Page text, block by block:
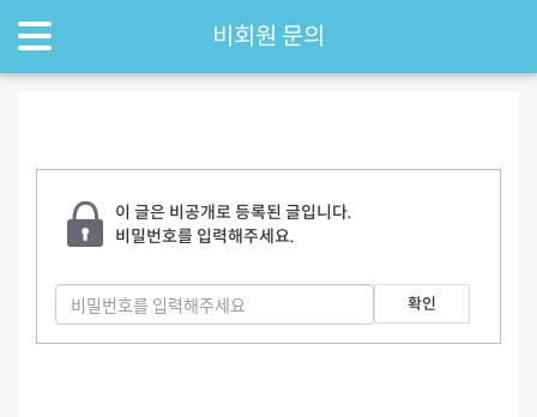
비회원 문의
이 글은 비공개로 등록된 글입니다.
비밀번호를 입력해주세요.
확인